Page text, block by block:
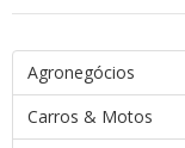
Agronegócios
Carros & Motos